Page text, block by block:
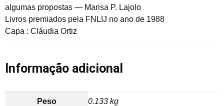
algumas propostas — Marisa P. Lajolo
Livros premiados pela FNLIJ no ano de 1988
Capa : Cláudia Ortiz
Informação adicional
Peso 0.133 kg